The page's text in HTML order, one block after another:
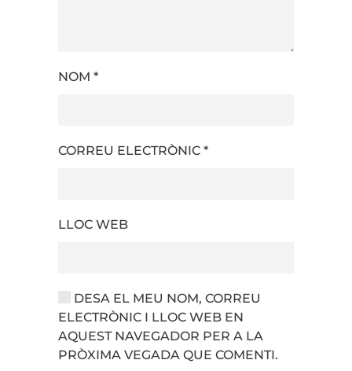
NOM *
CORREU ELECTRÒNIC *
LLOC WEB
DESA EL MEU NOM, CORREU
ELECTRÒNIC I LLOC WEB EN
AQUEST NAVEGADOR PER A LA
PRÒXIMA VEGADA QUE COMENTI.